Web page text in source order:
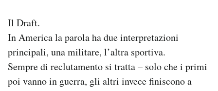
PODCAST
Il Draft.
In America la parola ha due interpretazioni
principali, una militare, l’altra sportiva.
Sempre di reclutamento si tratta – solo che i primi
poi vanno in guerra, gli altri invece finiscono a